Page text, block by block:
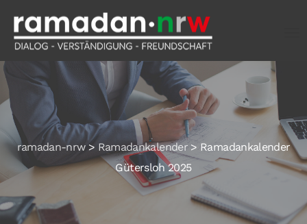
ramadan-nrw> Ramadankalender> Ramadankalender
Gütersloh 2025